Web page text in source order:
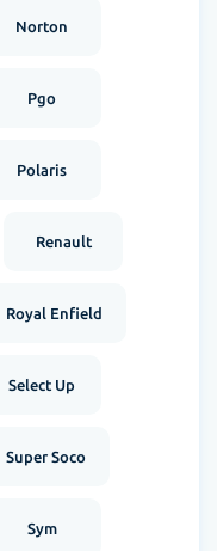
Norton
Pgo
Polaris
Renault
Royal Enfield
Select Up
Super Soco
Sym